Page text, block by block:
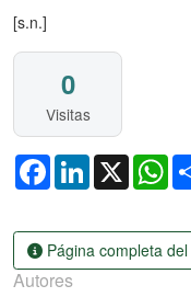
[s.n.]
0
Visitas
FacebookLinkedIn
X
Página completa
Autores